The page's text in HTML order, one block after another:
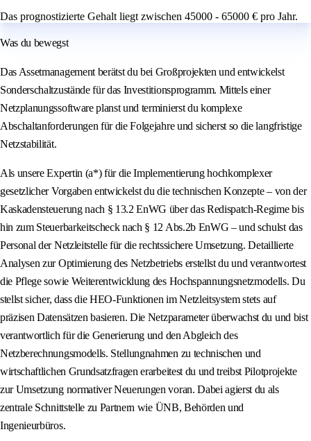
Das prognostizierte Gehalt liegt zwischen 45000 - 65000 € pro Jahr.
Was du bewegst
Das Assetmanagement berätst du bei Großprojekten und entwickelst
Sonderschaltzustände für das Investitionsprogramm. Mittels einer
Netzplanungssoftware planst und terminierst du komplexe
Abschaltanforderungen für die Folgejahre und sicherst so die langfristige
Netzstabilität.
Als unsere Expertin (a*) für die Implementierung hochkomplexer
gesetzlicher Vorgaben entwickelst du die technischen Konzepte – von der
Kaskadensteuerung nach § 13.2 EnWG über das Redispatch-Regime bis
hin zum Steuerbarkeitscheck nach § 12 Abs.2b EnWG – und schulst das
Personal der Netzleitstelle für die rechtssichere Umsetzung. Detaillierte
Analysen zur Optimierung des Netzbetriebs erstellst du und verantwortest
die Pflege sowie Weiterentwicklung des Hochspannungsnetzmodells. Du
stellst sicher, dass die HEO-Funktionen im Netzleitsystem stets auf
präzisen Datensätzen basieren. Die Netzparameter überwachst du und bist
verantwortlich für die Generierung und den Abgleich des
Netzberechnungsmodells. Stellungnahmen zu technischen und
wirtschaftlichen Grundsatzfragen erarbeitest du und treibst Pilotprojekte
zur Umsetzung normativer Neuerungen voran. Dabei agierst du als
zentrale Schnittstelle zu Partnern wie ÜNB, Behörden und
Ingenieurbüros.